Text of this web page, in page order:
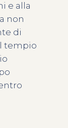
e alla
non
di
tempio